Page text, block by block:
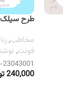
طرح سیلک Chan
مخاطب,
فونت,
240,000